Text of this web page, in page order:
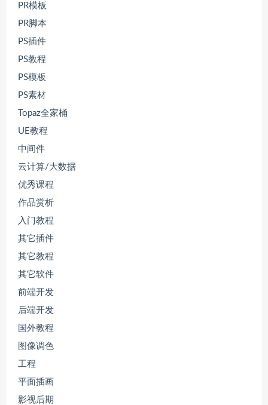
PR模板
PR脚本
PS插件
PS教程
PS模板
PS素材
Topaz全家桶
UE教程
中间件
云计算/大数据
优秀课程
作品赏析
入门教程
其它插件
其它教程
其它软件
前端开发
后端开发
国外教程
图像调色
工程
平面插画
影视后期